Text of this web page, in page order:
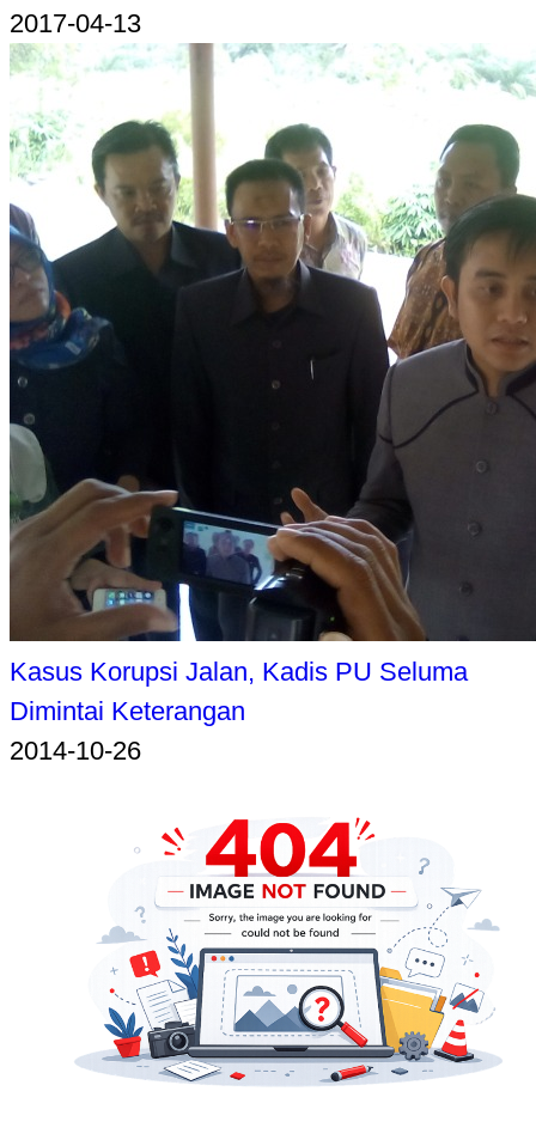
2017-04-13
Kasus Korupsi Jalan, Kadis PU Seluma
Dimintai Keterangan
2014-10-26